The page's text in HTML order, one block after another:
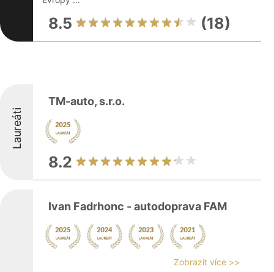
8.5 (18)
Laureáti
TM-auto, s.r.o.
8.2
Ivan Fadrhonc - autodoprava FAM
Zobrazit více >>